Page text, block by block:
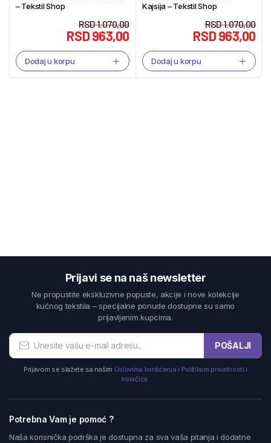
– Tekstil Shop
RSD1.070,00
RSD963,00
Dodaj u korpu
Kajsija – Tekstil Shop
RSD1.070,00
RSD963,00
Dodaj u korpu
Prijavi se na naš newsletter
Ne propustite ekskluzivne popuste, akcije i nove kolekcije
kućnog tekstila – specijalne ponude dostupne su samo
prijavljenim kupcima.
POŠALJI
Prijavom se slažete sa našim Uslovima korišćenja i Politikom privatnosti i
kolačića.
Potrebna Vam je pomoć ?
Naša korisnička podrška je dostupna za sva vaša pitanja i dodatne